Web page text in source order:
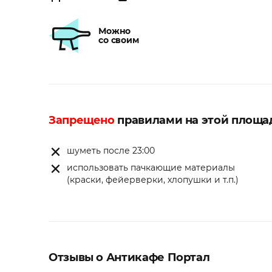
Можно
со своим
Запрещеноправилами на этой
шуметь после 23:00
использовать пачкающие материалы
(краски, фейерверки, хлопушки и т.п.)
Отзывы о Антикафе Портал